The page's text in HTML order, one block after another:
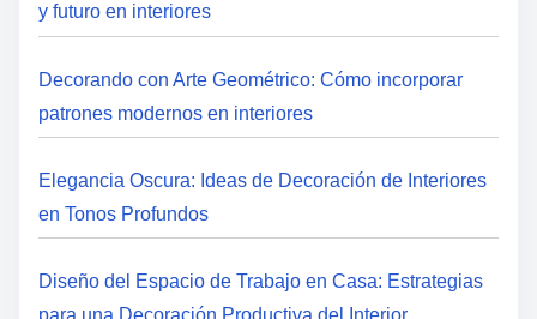
y futuro en interiores
Decorando con Arte Geométrico: Cómo incorporar
patrones modernos en interiores
Elegancia Oscura: Ideas de Decoración de Interiores
en Tonos Profundos
Diseño del Espacio de Trabajo en Casa: Estrategias
para una Decoración Productiva del Interior